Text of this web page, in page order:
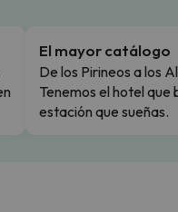
El mayor catálogo
De los Pirineos a los
Tenemos el hotel que
estación que sueñas.